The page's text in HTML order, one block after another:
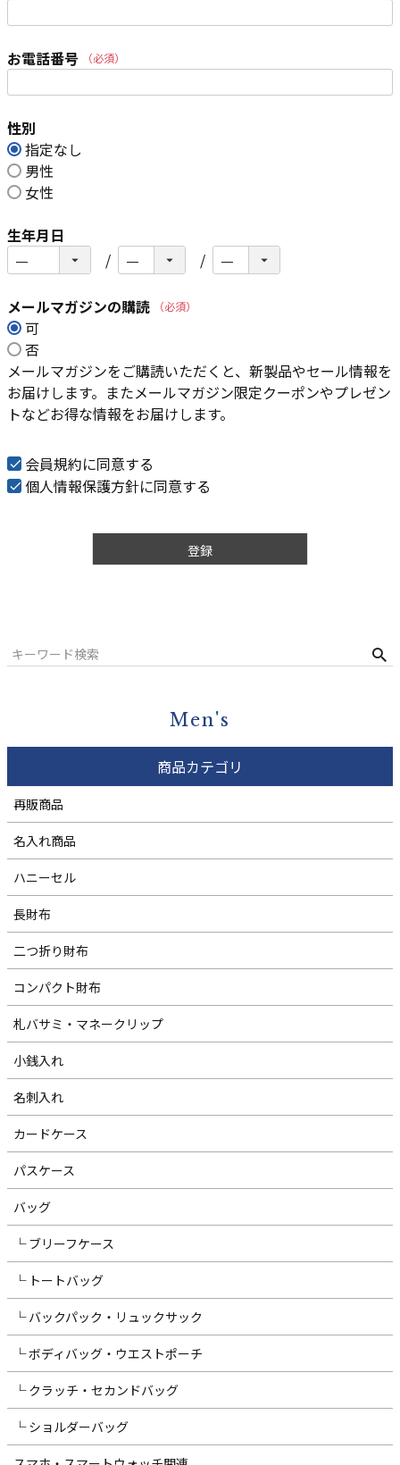
Men's
商品カテゴリ
再販商品
名入れ商品
ハニーセル
長財布
二つ折り財布
コンパクト財布
札バサミ・マネークリップ
小銭入れ
名刺入れ
カードケース
パスケース
バッグ
└ ブリーフケース
└ トートバッグ
└ バックパック・リュックサック
└ ボディバッグ・ウエストポーチ
└ クラッチ・セカンドバッグ
└ ショルダーバッグ
お電話番号
(必須)
性別
指定なし
男性
女性
生年月日
メールマガジンの購読
可
否
メールマガジンをご購読いただくと、新製品やセール情報を
お届けします。またメールマガジン限定クーポンやプレゼン
トなどお得な情報をお届けします。
会員規約に同意する
個人情報保護方針に同意する
登録